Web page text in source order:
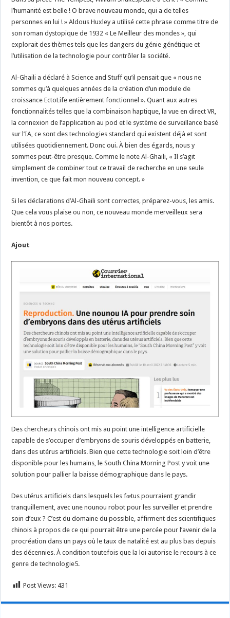
l’humanité est belle ! O brave nouveau monde, qui a de telles
personnes en lui ! » Aldous Huxley a utilisé cette phrase comme titre de
son roman dystopique de 1932 « Le Meilleur des mondes », qui
explorait des thèmes tels que les dangers du génie génétique et
l’utilisation de la technologie pour contrôler la société.
Al-Ghaili a déclaré à Science and Stuff qu’il pensait que « nous ne
sommes qu’à quelques années de la création d’un module de
croissance EctoLife entièrement fonctionnel ». Quant aux autres
fonctionnalités telles que la combinaison haptique, la vue en direct VR,
la connexion de l’application au pod et le système de surveillance basé
sur l’IA, ce sont des technologies standard qui existent déjà et sont
utilisées quotidiennement. Donc oui. À bien des égards, nous y
sommes peut-être presque. Comme le note Al-Ghaili, « Il s’agit
simplement de combiner tout ce travail de recherche en une seule
invention, ce que fait mon nouveau concept. »
Si les déclarations d’Al-Ghaili sont correctes, préparez-vous, les amis.
Que cela vous plaise ou non, ce nouveau monde merveilleux sera
bientôt à nos portes.
Ajout
Des chercheurs chinois ont mis au point une intelligence artificielle
capable de s’occuper d’embryons de souris développés en batterie,
dans des utérus artificiels. Bien que cette technologie soit loin d’être
disponible pour les humains, le South China Morning Post y voit une
solution pour pallier la baisse démographique dans le pays.
Des utérus artificiels dans lesquels les fœtus pourraient grandir
tranquillement, avec une nounou robot pour les surveiller et prendre
soin d’eux ? C’est du domaine du possible, affirment des scientifiques
chinois à propos de ce qui pourrait être une percée pour l’avenir de la
procréation dans un pays où le taux de natalité est au plus bas depuis
des décennies. À condition toutefois que la loi autorise le recours à ce
genre de technologie5.
Post Views: 431